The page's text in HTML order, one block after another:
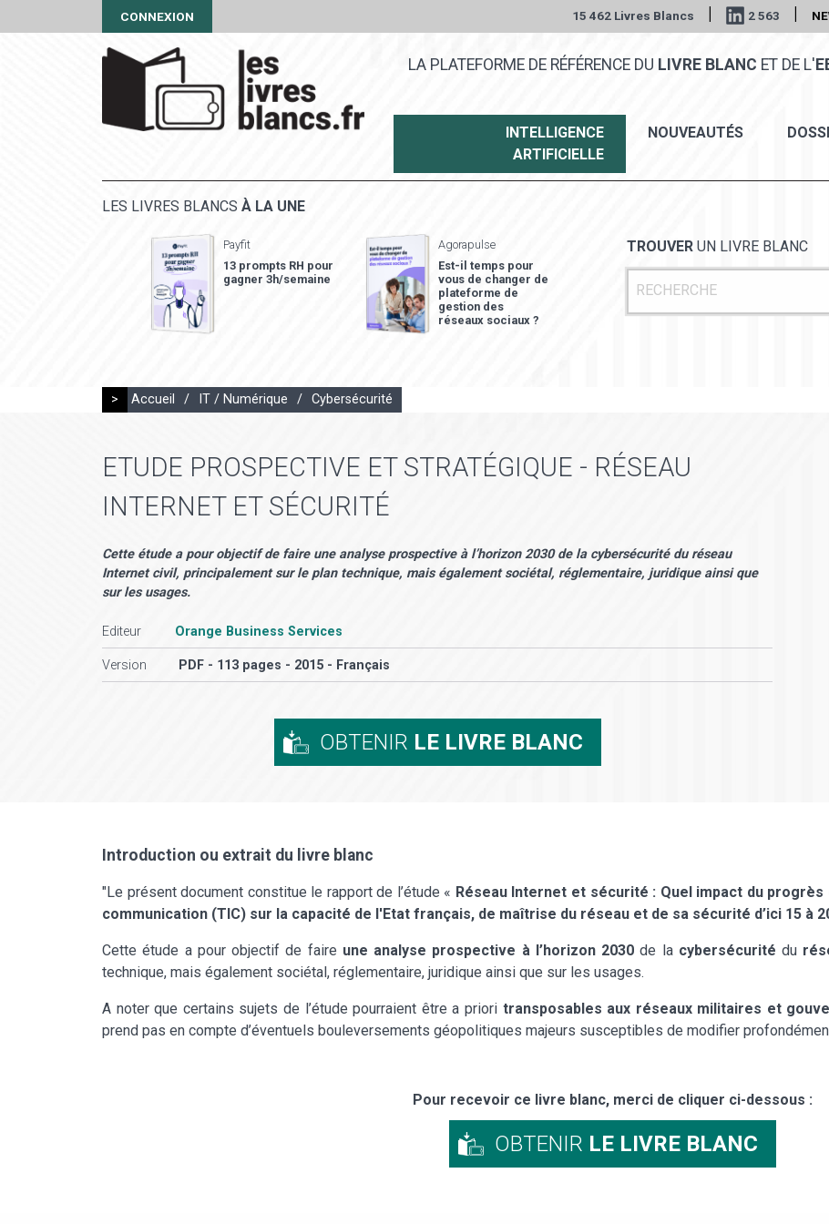
CONNEXION 15 462 Livres Blancs | 2 563 |
LA PLATEFORME DE RÉFÉRENCE DU LIVRE BLANC ET DE L'
INTELLIGENCE
ARTIFICIELLE
NOUVEAUTÉS
LES LIVRES BLANCS À LA UNE
Payfit
13 prompts RH pour
gagner 3h/semaine
Agorapulse
Est-il temps pour
vous de changer de
plateforme de
gestion des
réseaux sociaux ?
TROUVER UN LIVRE BLANC
> Accueil / IT / Numérique / Cybersécurité
ETUDE PROSPECTIVE ET STRATÉGIQUE - RÉSEAU
INTERNET ET SÉCURITÉ
Cette étude a pour objectif de faire une analyse prospective à l’horizon 2030 de la cybersécurité du réseau
Internet civil, principalement sur le plan technique, mais également sociétal, réglementaire, juridique ainsi que
sur les usages.
Editeur Orange Business Services
Version PDF - 113 pages - 2015 - Français
OBTENIR LE LIVRE BLANC
Introduction ou extrait du livre blanc
"Le présent document constitue le rapport de l’étude « Réseau Internet et sécurité : Quel impact du
communication (TIC) sur la capacité de l'Etat français, de maîtrise du réseau et de sa sécurité d’ici 15 à
Cette étude a pour objectif de faire une analyse prospective à l’horizon 2030 de la cybersécurité du
technique, mais également sociétal, réglementaire, juridique ainsi que sur les usages.
A noter que certains sujets de l’étude pourraient être a priori transposables aux réseaux militaires et
prend pas en compte d’éventuels bouleversements géopolitiques majeurs susceptibles de modifier
Pour recevoir ce livre blanc, merci de cliquer ci-dessous :
OBTENIR LE LIVRE BLANC